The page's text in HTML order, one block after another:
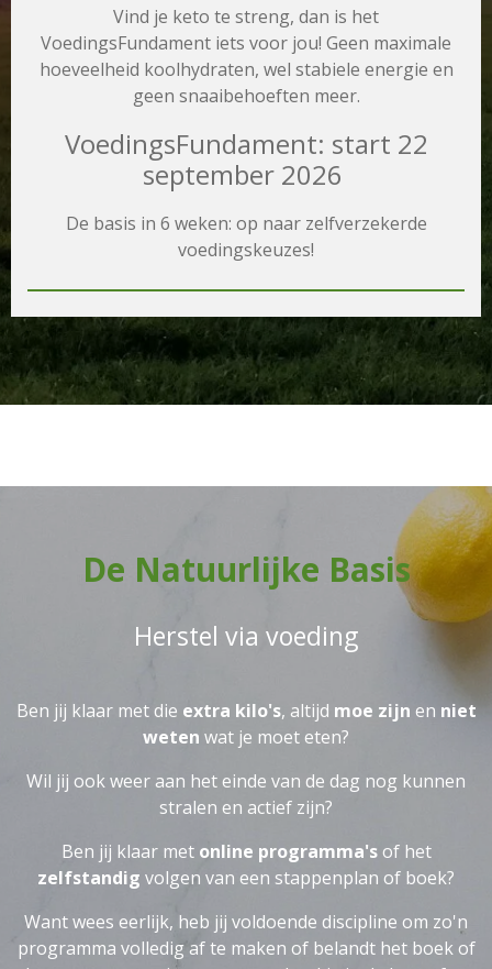
Vind je keto te streng, dan is het
VoedingsFundament iets voor jou! Geen maximale
hoeveelheid koolhydraten, wel stabiele energie en
geen snaaibehoeften meer.
VoedingsFundament: start 22
september 2026
De basis in 6 weken: op naar zelfverzekerde
voedingskeuzes!
De Natuurlijke Basis
Herstel via voeding
Ben jij klaar met die extra kilo's, altijd moe zijn en niet
weten wat je moet eten?
Wil jij ook weer aan het einde van de dag nog kunnen
stralen en actief zijn?
Ben jij klaar met online programma'sof het
zelfstandig volgen van een stappenplan of boek?
Want wees eerlijk, heb jij voldoende discipline om zo'n
programma volledig af te maken of belandt het boek of